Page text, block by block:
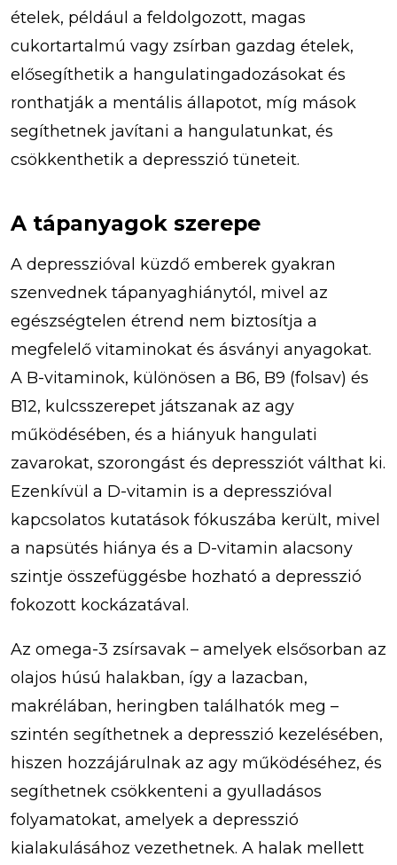
ételek, például a feldolgozott, magas
cukortartalmú vagy zsírban gazdag ételek,
elősegíthetik a hangulatingadozásokat és
ronthatják a mentális állapotot, míg mások
segíthetnek javítani a hangulatunkat, és
csökkenthetik a depresszió tüneteit.
A tápanyagok szerepe
A depresszióval küzdő emberek gyakran
szenvednek tápanyaghiánytól, mivel az
egészségtelen étrend nem biztosítja a
megfelelő vitaminokat és ásványi anyagokat.
A B-vitaminok, különösen a B6, B9 (folsav) és
B12, kulcsszerepet játszanak az agy
működésében, és a hiányuk hangulati
zavarokat, szorongást és depressziót válthat ki.
Ezenkívül a D-vitamin is a depresszióval
kapcsolatos kutatások fókuszába került, mivel
a napsütés hiánya és a D-vitamin alacsony
szintje összefüggésbe hozható a depresszió
fokozott kockázatával.
Az omega-3 zsírsavak – amelyek elsősorban az
olajos húsú halakban, így a lazacban,
makrélában, heringben találhatók meg –
szintén segíthetnek a depresszió kezelésében,
hiszen hozzájárulnak az agy működéséhez, és
segíthetnek csökkenteni a gyulladásos
folyamatokat, amelyek a depresszió
kialakulásához vezethetnek. A halak mellett